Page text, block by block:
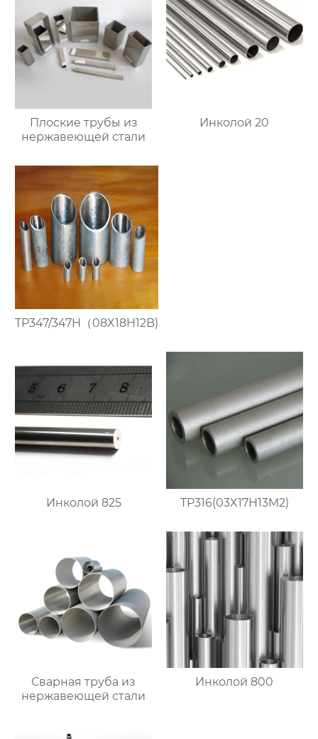
Плоские трубы из
нержавеющей стали
Инколой 20
TP347/347H（08X18H12B)
Инколой 825 TP316(03X17H13M2)
Сварная труба из
нержавеющей стали
Инколой 800